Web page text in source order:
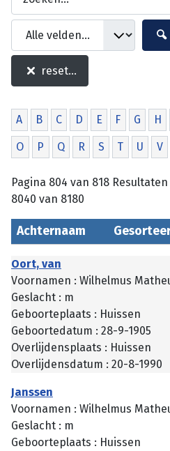
reset...
A B C D E F G H
O P Q R S T U V
Pagina 804 van 818 Resultaten
8040 van 8180
Achternaam
Oort, van
Voornamen : Wilhelmus
Geslacht : m
Geboorteplaats : Huissen
Geboortedatum : 28-9-1905
Overlijdensplaats : Huissen
Overlijdensdatum : 20-8-1990
Janssen
Voornamen : Wilhelmus
Geslacht : m
Geboorteplaats : Huissen